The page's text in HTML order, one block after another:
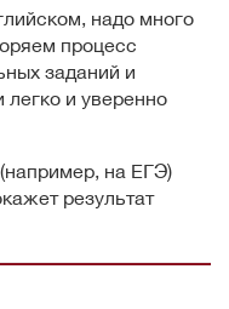
надо много
процесс
заданий и
легко и уверенно
на ЕГЭ)
результат